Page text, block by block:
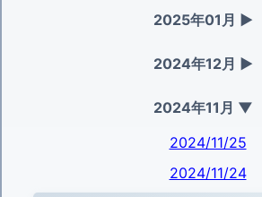
2025年01月 ▶
2024年12月 ▶
2024年11月 ▼
2024/11/25
2024/11/24